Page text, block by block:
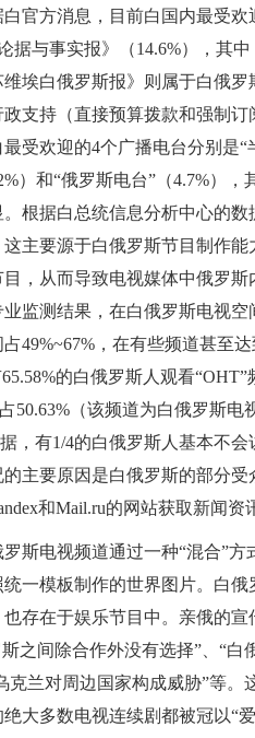
官方消息，目前白国内最受
据与事实报》（14.6%），其
埃白俄罗斯报》则属于白俄
支持（直接预算拨款和强制
受欢迎的4个广播电台分别是“
）和“俄罗斯电台”（4.7%
根据白总统信息分析中心的
主要源于白俄罗斯节目制作
，从而导致电视媒体中俄罗
监测结果，在白俄罗斯电视
49%~67%，在有些频道甚至达
的白俄罗斯人观看
50.63%（该频道为白俄罗斯
据，有1/4的白俄罗斯人基本不
主要原因是白俄罗斯的部分
和Mail.ru的网站获取新闻资
斯电视频道通过一种“混合”
一模板制作的世界图片。白
存在于娱乐节目中。亲俄的
之间除合作外没有选择”、“
克兰对周边国家构成威胁”等
大多数电视连续剧都被冠以“